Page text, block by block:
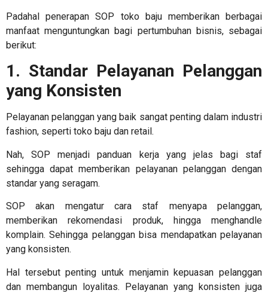
Padahal penerapanSOP toko bajumemberikan berbagai
manfaat menguntungkan bagi pertumbuhan bisnis, sebagai
berikut:
1. Standar Pelayanan Pelanggan
yang Konsisten
Pelayanan pelanggan yang baik sangat penting dalam industri
fashion, seperti toko baju dan retail.
Nah, SOP menjadi panduan kerja yang jelas bagi staf
sehingga dapat memberikan pelayanan pelanggan dengan
standar yang seragam.
SOP akan mengatur cara staf menyapa pelanggan,
memberikan rekomendasi produk, hingga menghandle
komplain. Sehingga pelanggan bisa mendapatkan pelayanan
yang konsisten.
Hal tersebut penting untuk menjamin kepuasan pelanggan
dan membangun loyalitas. Pelayanan yang konsisten juga